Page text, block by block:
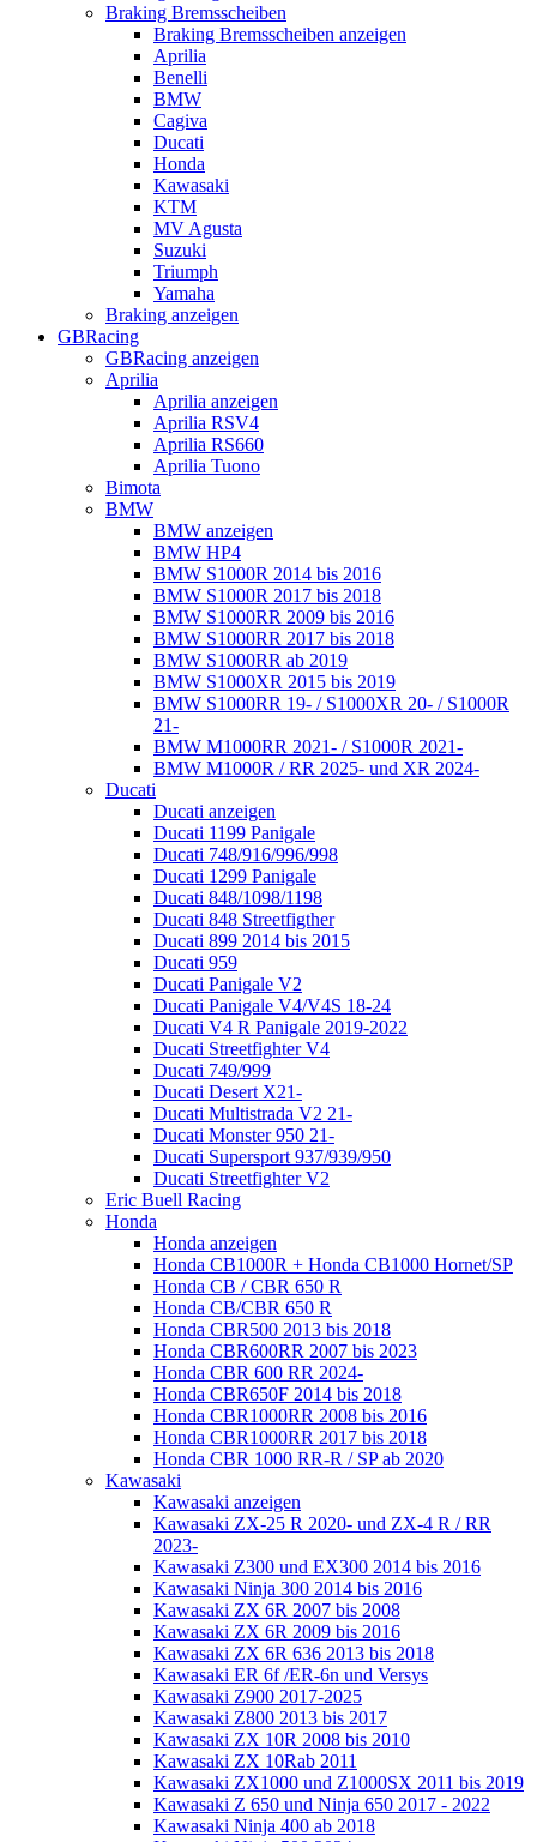
Braking Bremsscheiben
Braking Bremsscheiben anzeigen
Aprilia
Benelli
BMW
Cagiva
Ducati
Honda
Kawasaki
KTM
MV Agusta
Suzuki
Triumph
Yamaha
Braking anzeigen
GBRacing
GBRacing anzeigen
Aprilia
Aprilia anzeigen
Aprilia RSV4
Aprilia RS660
Aprilia Tuono
Bimota
BMW
BMW anzeigen
BMW HP4
BMW S1000R 2014 bis 2016
BMW S1000R 2017 bis 2018
BMW S1000RR 2009 bis 2016
BMW S1000RR 2017 bis 2018
BMW S1000RR ab 2019
BMW S1000XR 2015 bis 2019
BMW S1000RR 19- / S1000XR 20- / S1000R
21-
BMW M1000RR 2021- / S1000R 2021-
BMW M1000R / RR 2025- und XR 2024-
Ducati
Ducati anzeigen
Ducati 1199 Panigale
Ducati 748/916/996/998
Ducati 1299 Panigale
Ducati 848/1098/1198
Ducati 848 Streetfigther
Ducati 899 2014 bis 2015
Ducati 959
Ducati Panigale V2
Ducati Panigale V4/V4S 18-24
Ducati V4 R Panigale 2019-2022
Ducati Streetfighter V4
Ducati 749/999
Ducati Desert X21-
Ducati Multistrada V2 21-
Ducati Monster 950 21-
Ducati Supersport 937/939/950
Ducati Streetfighter V2
Eric Buell Racing
Honda
Honda anzeigen
Honda CB1000R + Honda CB1000 Hornet/SP
Honda CB / CBR 650 R
Honda CB/CBR 650 R
Honda CBR500 2013 bis 2018
Honda CBR600RR 2007 bis 2023
Honda CBR 600 RR 2024-
Honda CBR650F 2014 bis 2018
Honda CBR1000RR 2008 bis 2016
Honda CBR1000RR 2017 bis 2018
Honda CBR 1000 RR-R / SP ab 2020
Kawasaki
Kawasaki anzeigen
Kawasaki ZX-25 R 2020- und ZX-4 R / RR
2023-
Kawasaki Z300 und EX300 2014 bis 2016
Kawasaki Ninja 300 2014 bis 2016
Kawasaki ZX 6R 2007 bis 2008
Kawasaki ZX 6R 2009 bis 2016
Kawasaki ZX 6R 636 2013 bis 2018
Kawasaki ER 6f /ER-6n und Versys
Kawasaki Z900 2017-2025
Kawasaki Z800 2013 bis 2017
Kawasaki ZX 10R 2008 bis 2010
Kawasaki ZX 10Rab 2011
Kawasaki ZX1000 und Z1000SX 2011 bis 2019
Kawasaki Z 650 und Ninja 650 2017 - 2022
Kawasaki Ninja 400 ab 2018